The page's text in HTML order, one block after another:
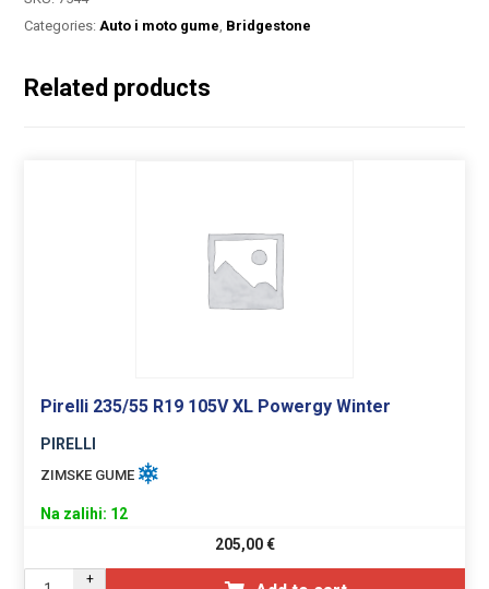
Categories:Auto i moto gume, Bridgestone
Related products
Pirelli 235/55 R19 105V XL Powergy Winter
PIRELLI
ZIMSKE GUME
Na zalihi: 12
205,00€
+